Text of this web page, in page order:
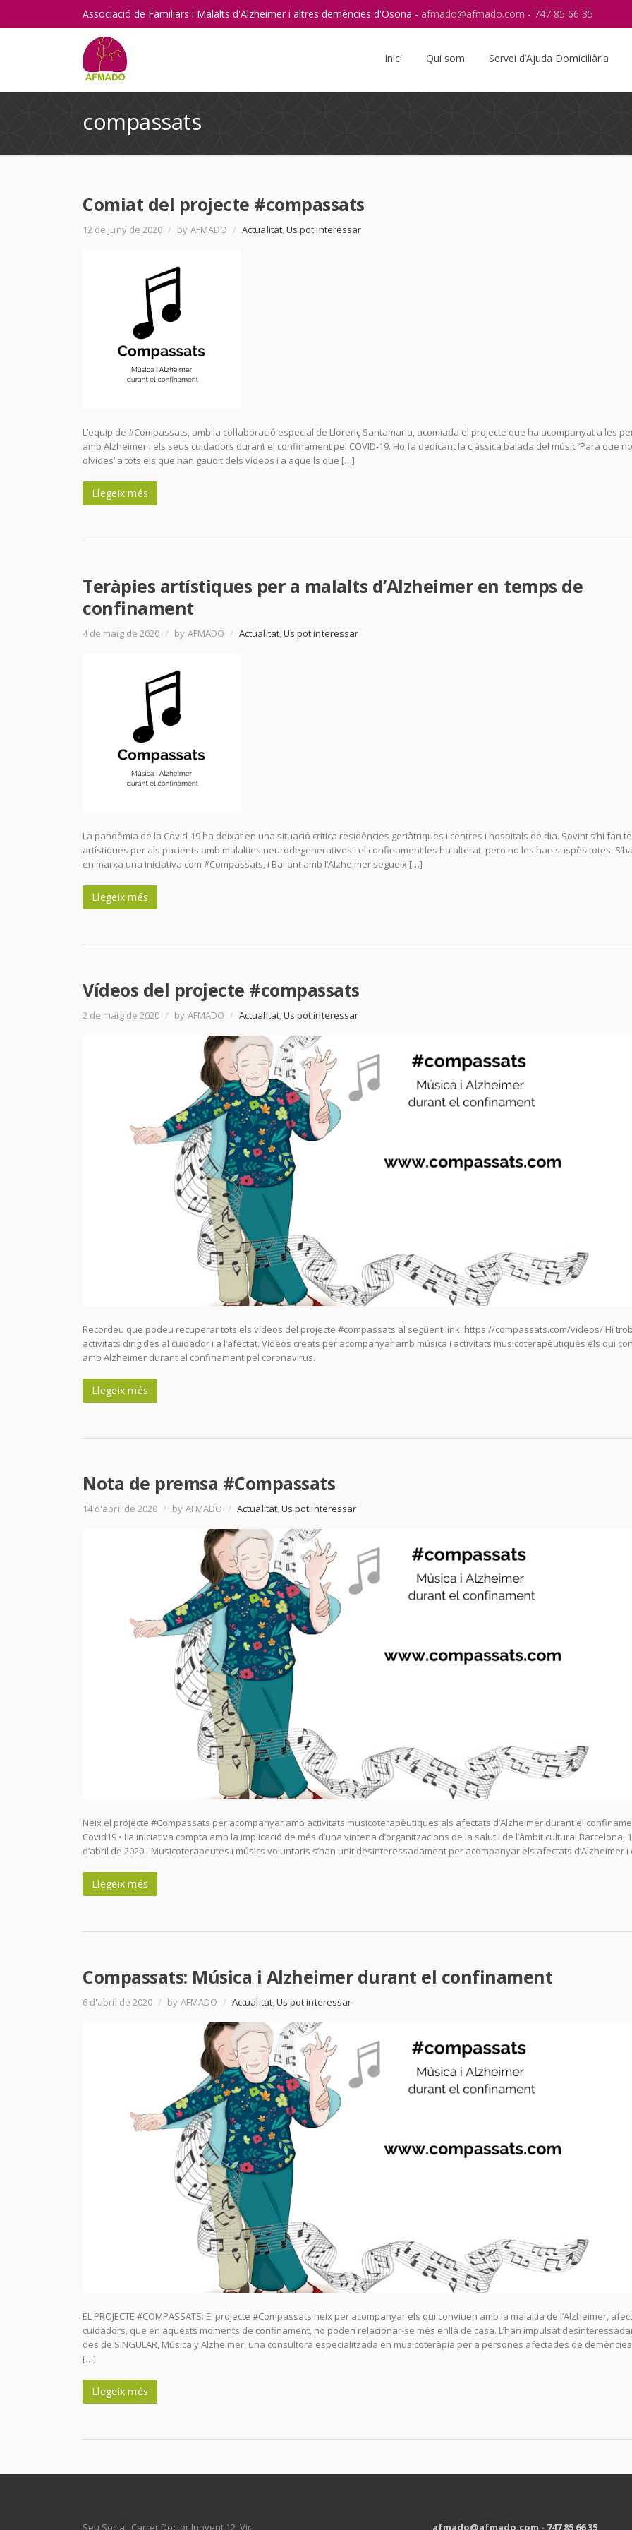
Associació de Familiars i Malalts d'Alzheimer i altres demències d'Osona - afmado@afmado.com - 747 85 66 35
Instagram
RSS
Inici Qui som Servei d’Ajuda Domiciliària
compassats
Comiat del projecte #compassats
12 de juny de 2020 / by AFMADO / Actualitat,Us pot interessar
L’equip de #Compassats, amb la col·laboració especial de Llorenç Santamaria, acomiada el projecte que ha acompanyat a les
amb Alzheimer i els seus cuidadors durant el confinament pel COVID-19. Ho fa dedicant la clàssica balada del músic ‘Para que
olvides’ a tots els que han gaudit dels vídeos i a aquells que […]
Llegeix més
Teràpies artístiques per a malalts d’Alzheimer en temps de
confinament
4 de maig de 2020 / by AFMADO / Actualitat,Us pot interessar
La pandèmia de la Covid-19 ha deixat en una situació crítica residències geriàtriques i centres i hospitals de dia. Sovint s’hi fan
artístiques per als pacients amb malalties neurodegeneratives i el confinament les ha alterat, pero no les han suspès totes.
en marxa una iniciativa com #Compassats, i Ballant amb l’Alzheimer segueix […]
Llegeix més
Vídeos del projecte #compassats
2 de maig de 2020 / by AFMADO / Actualitat,Us pot interessar
Recordeu que podeu recuperar tots els vídeos del projecte #compassats al següent link: https://compassats.com/videos/ Hi
activitats dirigides al cuidador i a l’afectat. Vídeos creats per acompanyar amb música i activitats musicoterapèutiques els qui
amb Alzheimer durant el confinament pel coronavirus.
Llegeix més
Nota de premsa #Compassats
14 d'abril de 2020 / by AFMADO / Actualitat,Us pot interessar
Neix el projecte #Compassats per acompanyar amb activitats musicoterapèutiques als afectats d’Alzheimer durant el
Covid19 • La iniciativa compta amb la implicació de més d’una vintena d’organitzacions de la salut i de l’àmbit cultural Barcelona,
d’abril de 2020.- Musicoterapeutes i músics voluntaris s’han unit desinteressadament per acompanyar els afectats d’Alzheimer
Llegeix més
Compassats: Música i Alzheimer durant el confinament
6 d'abril de 2020 / by AFMADO / Actualitat,Us pot interessar
EL PROJECTE #COMPASSATS: El projecte #Compassats neix per acompanyar els qui conviuen amb la malaltia de l’Alzheimer,
cuidadors, que en aquests moments de confinament, no poden relacionar-se més enllà de casa. L’han impulsat
des de SINGULAR, Música y Alzheimer, una consultora especialitzada en musicoteràpia per a persones afectades de
[…]
Llegeix més
Seu Social: Carrer Doctor Junyent 12, Vic. afmado@afmado.com - 747 85 66 35